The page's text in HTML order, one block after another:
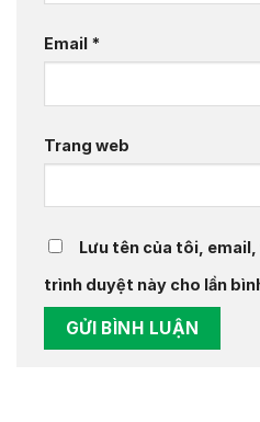
Email *
Trang web
Lưu tên của tôi,
trình duyệt này cho lần